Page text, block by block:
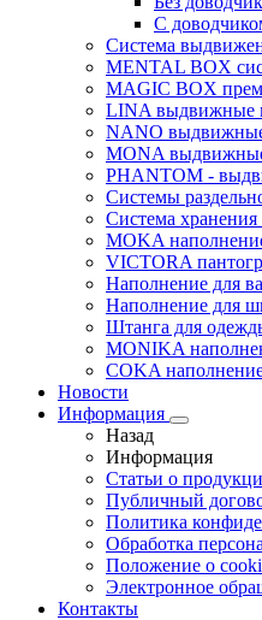
С
Система
MENTAL BOX
MAGIC BOX
LINA выдвижные
NANO
MONA
PHANTOM -
Системы
Система
MOKA
VICTORA
Наполнение для
Наполнение для
Штанга для
MONIKA
COKA
Новости
Информация
Назад
Информация
Статьи о
Публичный
Политика
Обработка
Положение о
Электронное
Контакты